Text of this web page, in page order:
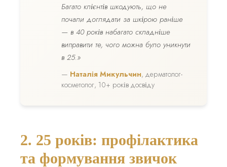
Багато клієнтів шкодують, що не
почали доглядати за шкірою раніше
— в 40 років набагато складніше
виправити те, чого можна було уникнути
в 25.»
— Наталія Микульчин, дерматолог-
косметолог, 10+ років досвіду
2. 25 років: профілактика
та формування звичок